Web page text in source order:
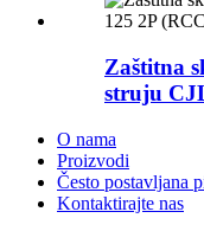
Zaštitna
struju
O nama
Proizvodi
Često postavljana
Kontaktirajte nas